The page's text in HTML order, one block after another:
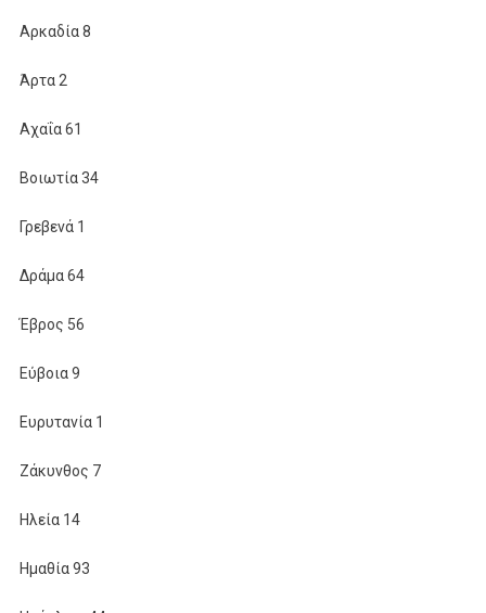
Αρκαδία 8
Άρτα 2
Αχαΐα 61
Βοιωτία 34
Γρεβενά 1
Δράμα 64
Έβρος 56
Εύβοια 9
Ευρυτανία 1
Ζάκυνθος 7
Ηλεία 14
Ημαθία 93